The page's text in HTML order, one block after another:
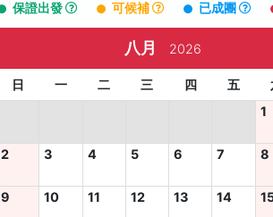
保證出發 可候補 已成團
八月 2026
日 一 二 三 四 五
1
2 3 4 5 6 7 8
9 10 11 12 13 14